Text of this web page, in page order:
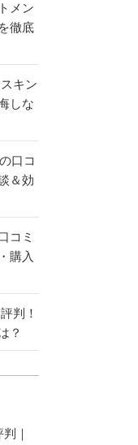
メン
徹底
キン
しな
口コ
＆効
コミ
購入
判！
？
｜